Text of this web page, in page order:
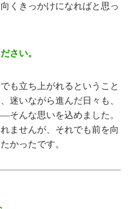
くきっかけになればと思っ
さい。
も立ち上がれるということ
迷いながら進んだ日々も、
んな思いを込めました。
ませんが、それでも前を向
かったです。